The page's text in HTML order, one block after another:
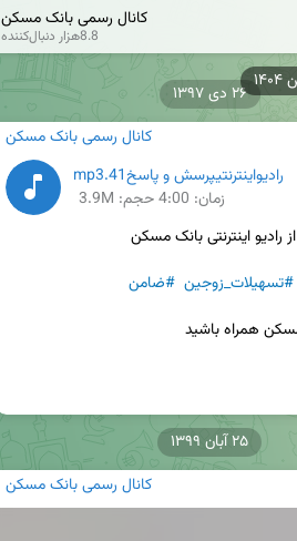
کانال رسمی بانک مسکن
8.8هزار دنبال‌کننده
کانال رسمی بانک مسکن
رادیواینترنتیپرسش و پاسخ41.mp3
زمان: 4:00حجم: 3.9M
#تسهیلات_زوجین #ضامن
۲۶ دی ۱۳۹۷
کانال رسمی بانک مسکن
۲۵ آبان ۱۳۹۹